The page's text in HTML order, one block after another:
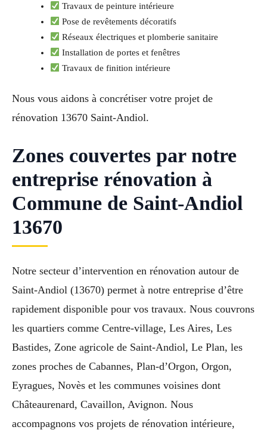
Travaux de peinture intérieure
Pose de revêtements décoratifs
Réseaux électriques et plomberie sanitaire
Installation de portes et fenêtres
Travaux de finition intérieure
Nous vous aidons à concrétiser votre projet de
rénovation 13670 Saint-Andiol.
Zones couvertes par notre
entreprise rénovation à
Commune de Saint-Andiol
13670
Notre secteur d’intervention en rénovation autour de
Saint-Andiol (13670) permet à notre entreprise d’être
rapidement disponible pour vos travaux. Nous couvrons
les quartiers comme Centre-village, Les Aires, Les
Bastides, Zone agricole de Saint-Andiol, Le Plan, les
zones proches de Cabannes, Plan-d’Orgon, Orgon,
Eyragues, Novès et les communes voisines dont
Châteaurenard, Cavaillon, Avignon. Nous
accompagnons vos projets de rénovation intérieure,